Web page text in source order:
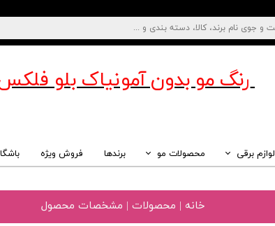
لوازم برقی محصولات مو برندها فروش ویژه
رنگ مو بدون آمونیاکبلو
خانه | محصولات | مشخصات محصول